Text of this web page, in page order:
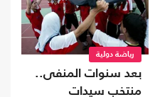
رياضة دولية
بعد سنوات المنفى..
منتخب سيدات